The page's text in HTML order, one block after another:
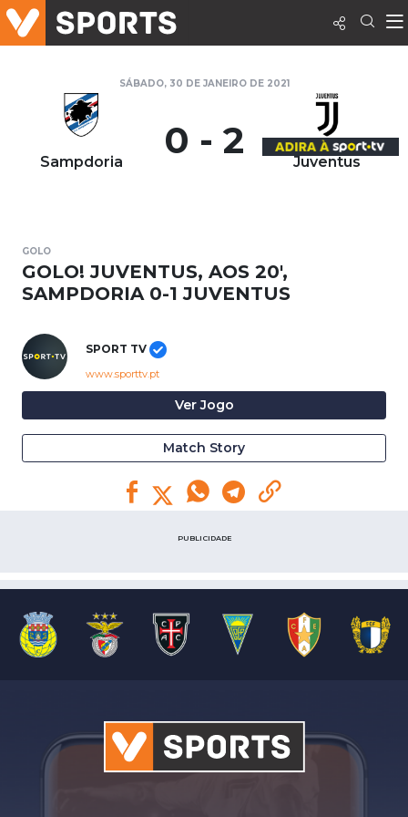
SÁBADO, 30 DE JANEIRO DE 2021
Sampdoria 0 - 2 Juventus
GOLO
GOLO! JUVENTUS, AOS 20',
SAMPDORIA 0-1 JUVENTUS
SPORT TV
www.sporttv.pt
Ver Jogo
Match Story
PUBLICIDADE